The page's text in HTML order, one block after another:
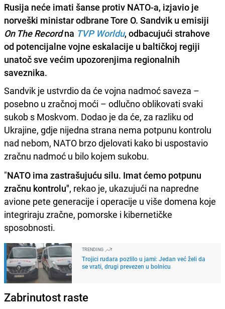
Rusija neće imati šanse protiv NATO-a, izjavio je
norveški ministar odbrane Tore O. Sandvik u emisiji
On The Recordna TVP Worldu, odbacujući strahove
od potencijalne vojne eskalacije u baltičkoj regiji
unatoč sve većim upozorenjima regionalnih
saveznika.
Sandvik je ustvrdio da će vojna nadmoć saveza –
posebno u zračnoj moći – odlučno oblikovati svaki
sukob s Moskvom. Dodao je da će, za razliku od
Ukrajine, gdje nijedna strana nema potpunu kontrolu
nad nebom, NATO brzo djelovati kako bi uspostavio
zračnu nadmoć u bilo kojem sukobu.
"NATO ima zastrašujuću silu. Imat ćemo potpunu
zračnu kontrolu", rekao je, ukazujući na napredne
avione pete generacije i operacije u više domena koje
integriraju zračne, pomorske i kibernetičke
sposobnosti.
TRENDING
Trojici rudara pozlilo u jami: Jedan već želi da
se vrati, drugi prevezen u bolnicu
Zabrinutost raste